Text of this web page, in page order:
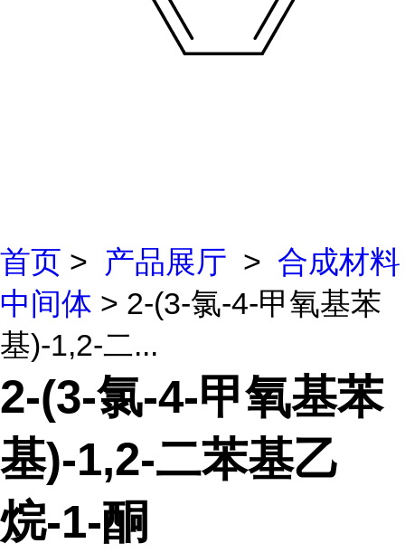
首页 > 产品展厅 > 合成材料
中间体 > 2-(3-氯-4-甲氧基苯
基)-1,2-二...
2-(3-氯-4-甲氧基苯
基)-1,2-二苯基乙
烷-1-酮